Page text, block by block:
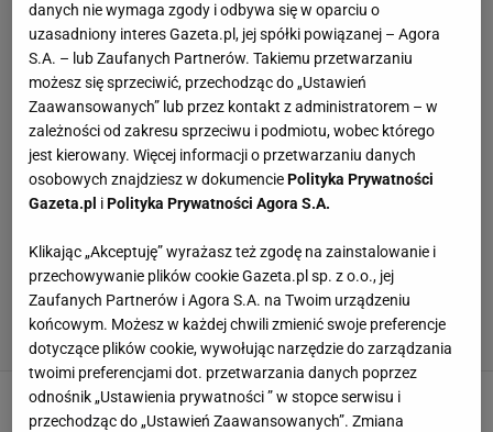
"Kuchenne rewolucje". Magda Gessler z hojnym
gestem. Pierwszy taki przypadek w programie
danych nie wymaga zgody i odbywa się w oparciu o
uzasadniony interes Gazeta.pl, jej spółki powiązanej – Agora
S.A. – lub Zaufanych Partnerów. Takiemu przetwarzaniu
możesz się sprzeciwić, przechodząc do „Ustawień
Zaawansowanych” lub przez kontakt z administratorem – w
zależności od zakresu sprzeciwu i podmiotu, wobec którego
jest kierowany. Więcej informacji o przetwarzaniu danych
osobowych znajdziesz w dokumencie Polityka Prywatności
Gazeta.pl i Polityka Prywatności Agora S.A.
Klikając „Akceptuję” wyrażasz też zgodę na zainstalowanie i
przechowywanie plików cookie Gazeta.pl sp. z o.o., jej
Zaufanych Partnerów i Agora S.A. na Twoim urządzeniu
końcowym. Możesz w każdej chwili zmienić swoje preferencje
dotyczące plików cookie, wywołując narzędzie do zarządzania
twoimi preferencjami dot. przetwarzania danych poprzez
odnośnik „Ustawienia prywatności ” w stopce serwisu i
przechodząc do „Ustawień Zaawansowanych”. Zmiana